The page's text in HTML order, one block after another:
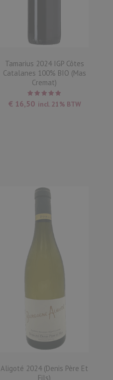
Tamarius 2024 IGP Côtes
Catalanes 100% BIO (Mas
Cremat)
Waardering
5.00uit
€ 16,50 incl. 21% BTW
Aligoté 2024 (Denis Père Et
Fils)